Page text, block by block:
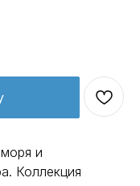
и
Коллекция